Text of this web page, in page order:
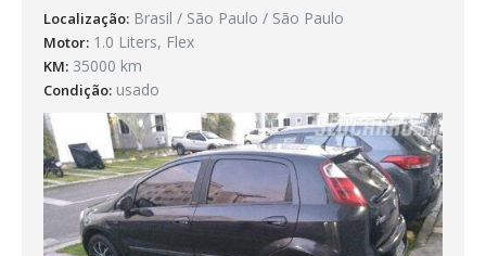
Localização: Brasil / São Paulo / São Paulo
Motor: 1.0 Liters, Flex
KM: 35000 km
Condição: usado